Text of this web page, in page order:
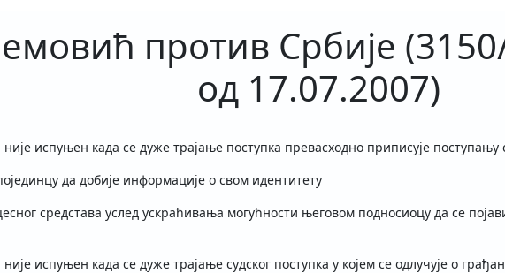
против Србије
од 17.07.2007)
није испуњен када се дуже трајање поступка превасходно приписује поступању
да добије информације о свом идентитету
средстава услед ускраћивања могућности његовом подносиоцу да се
испуњен када се дуже трајање судског поступка у којем се одлучује о